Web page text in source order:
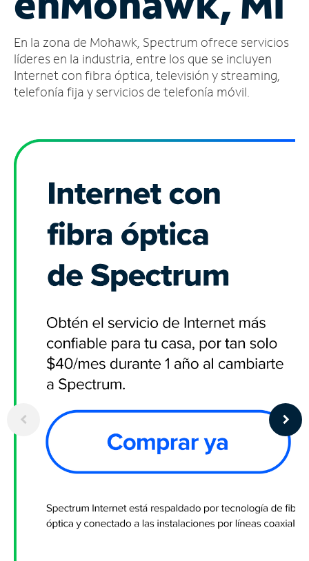
cuenta
Encuentra
una
tienda
En la zona de Mohawk, Spectrum ofrece servicios
líderes en la industria, entre los que se incluyen
Internet con fibra óptica, televisión y streaming,
telefonía fija y servicios de telefonía móvil.